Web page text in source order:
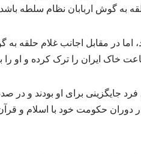
به گوش اربابان نظام سلطه
در مقابل اجانب غلام حلقه به
جایگزینی برای او بودند و در
دوران حکومت خود با اسلام و